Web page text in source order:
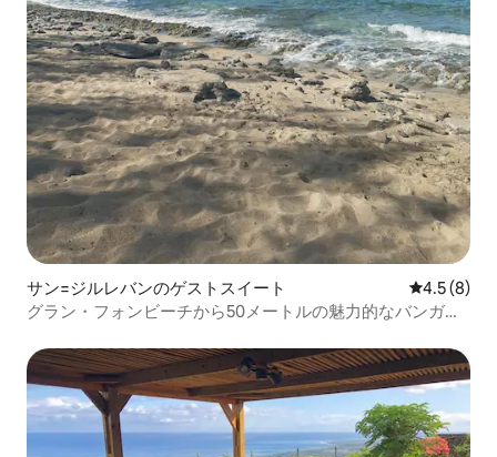
サン=ジルレバンのゲストスイート レビュー8
4.5 (8)
グラン・フォンビーチから50メートルの魅力的なバンガロ